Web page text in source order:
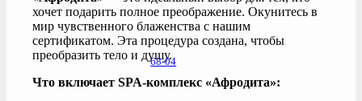
68-04
хочет подарить полное преображение. Окунитесь в
мир чувственного блаженства с нашим
сертификатом. Эта процедура создана, чтобы
преобразить тело и душу.
Что включает SPA-комплекс «Афродита»: